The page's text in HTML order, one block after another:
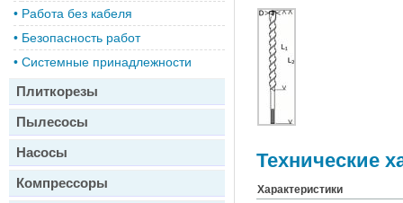
• Работа без кабеля
• Безопасность работ
• Системные принадлежности
Плиткорезы
Пылесосы
Насосы
Компрессоры
Технические
Характеристики